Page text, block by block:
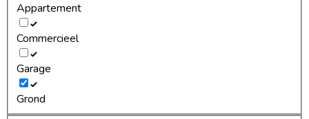
Appartement
Commercieel
Garage
Grond